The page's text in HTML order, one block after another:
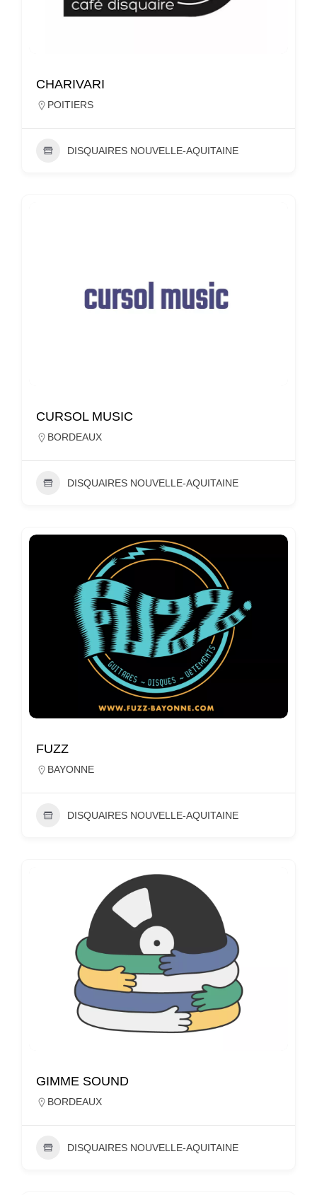
CHARIVARI
POITIERS
DISQUAIRES NOUVELLE-AQUITAINE
CURSOL MUSIC
BORDEAUX
DISQUAIRES NOUVELLE-AQUITAINE
FUZZ
BAYONNE
DISQUAIRES NOUVELLE-AQUITAINE
GIMME SOUND
BORDEAUX
DISQUAIRES NOUVELLE-AQUITAINE